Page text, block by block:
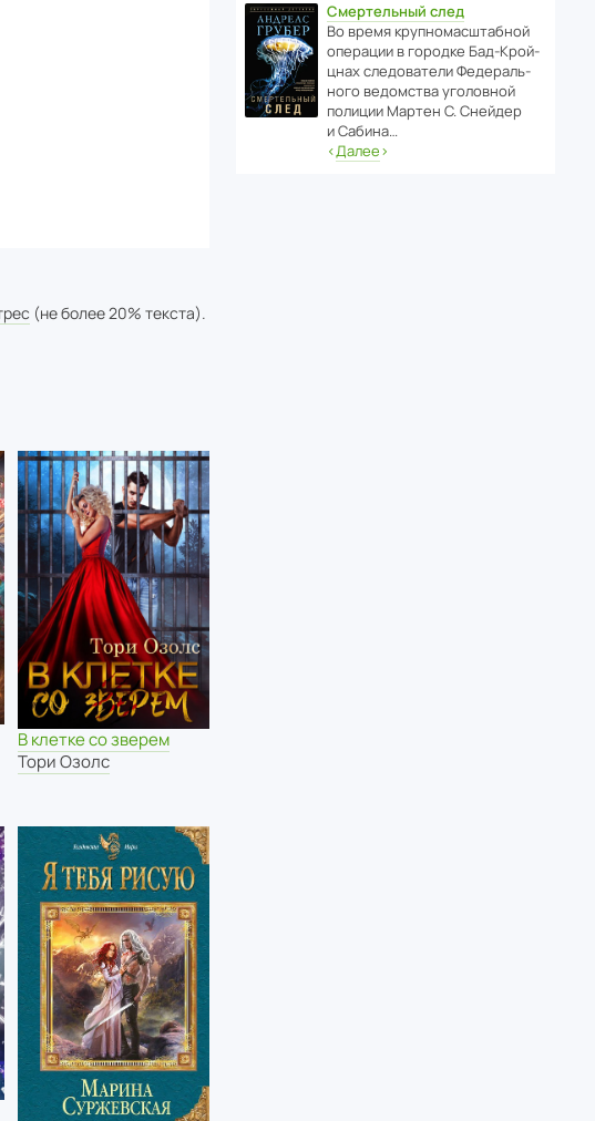
(не более 20% текста).
В клетке со зверем
Тори Озолс
Смертельный след
Во время круп­но­мас­ш­та­бной
операции в городке Бад‑Крой­
цнах следо­ва­тели Феде­раль­
ного ведомства уголо­вной
полиции Мартен С. Снейдер
и Сабина…
‹Далее›